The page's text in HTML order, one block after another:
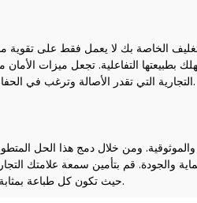
بطبيعتها التفاعلية. تجعل ميزات الأمان
التجارية التي تقدر الأصالة وترغب في الحفاظ على مستوى عالٍ من الثقة مع عملائها.
والجودة. قم بتأمين سمعة علامتك
المضاد للتزييف SF-300S، حيث تكون كل طباعة بمثابة ختم للأصالة.